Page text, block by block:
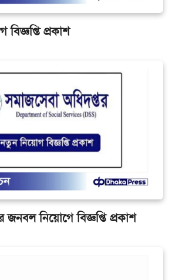
প্রকাশ
জনবল নিয়োগে বিজ্ঞপ্তি প্রকাশ